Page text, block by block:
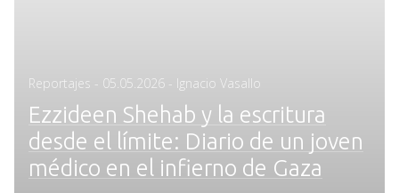
Reportajes - Posted
05.05.2026 - Ignacio Vasallo
Ezzideen Shehab y la escritura
desde el límite: Diario de un joven
médico en el infierno de Gaza